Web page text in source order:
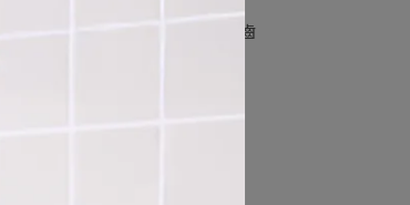
日本獅王極薄多功音波電動牙刷固齒